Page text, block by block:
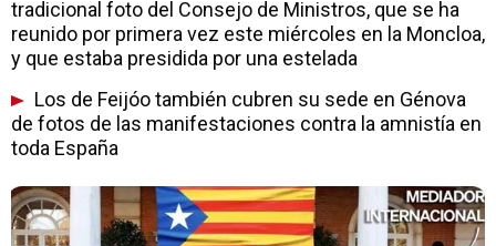
tradicional foto del Consejo de Ministros, que se ha
reunido por primera vez este miércoles en la Moncloa,
y que estaba presidida por una estelada
Los de Feijóo también cubren su sede en Génova
de fotos de las manifestaciones contra la amnistía en
toda España